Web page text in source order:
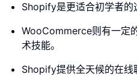
Shopify是更适合初学者的
WooCommerce则有一定
术技能。
Shopify提供全天候的在线